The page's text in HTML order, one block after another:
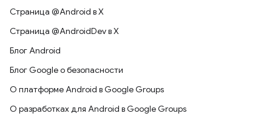
Страница @Android в X
Страница @AndroidDev в X
Блог Android
Блог Google о безопасности
О платформе Android в Google Groups
О разработках для Android в Google Groups